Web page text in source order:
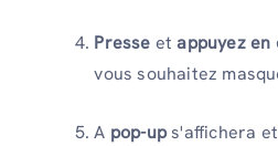
Presse etappuyez en
vous souhaitez
A pop-ups'affichera